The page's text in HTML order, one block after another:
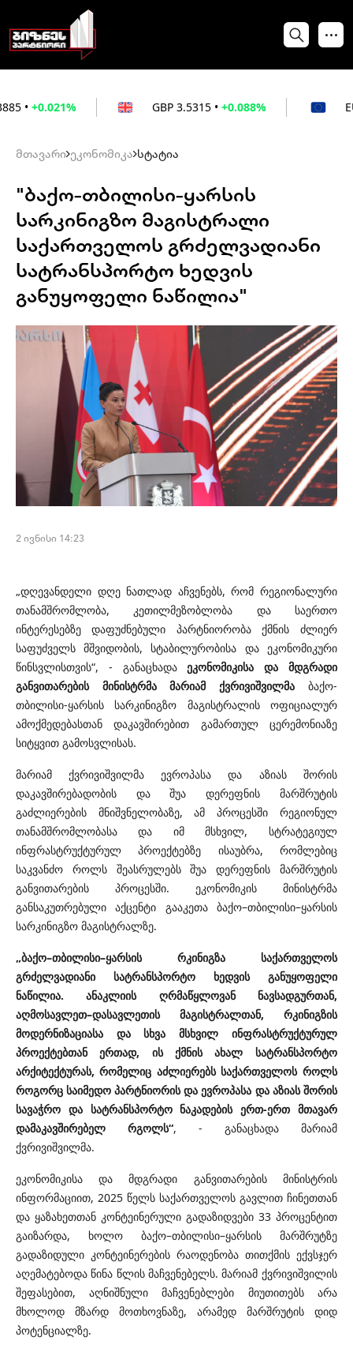
3.5315 +0.088% 3.026
მთავარი ეკონომიკა სტატია
"ბაქო–თბილისი–ყარსის
სარკინიგზო მაგისტრალი
საქართველოს გრძელვადიანი
სატრანსპორტო ხედვის
განუყოფელი ნაწილია"
2 ივნისი 14:23
„დღევანდელი დღე ნათლად აჩვენებს, რომ რეგიონალური
თანამშრომლობა, კეთილმეზობლობა და საერთო
ინტერესებზე დაფუძნებული პარტნიორობა ქმნის ძლიერ
საფუძველს მშვიდობის, სტაბილურობისა და ეკონომიკური
წინსვლისთვის“, - განაცხადაეკონომიკისა და მდგრადი
განვითარების მინისტრმა მარიამ ქვრივიშვილმა ბაქო-
თბილისი-ყარსის სარკინიგზო მაგისტრალის ოფიციალურ
ამოქმედებასთან დაკავშირებით გამართულ ცერემონიაზე
სიტყვით გამოსვლისას.
მარიამ ქვრივიშვილმა ევროპასა და აზიას შორის
დაკავშირებადობის და შუა დერეფნის მარშრუტის
გაძლიერების მნიშვნელობაზე, ამ პროცესში რეგიონულ
თანამშრომლობასა და იმ მსხვილ, სტრატეგიულ
ინფრასტრუქტურულ პროექტებზე ისაუბრა, რომლებიც
საკვანძო როლს შეასრულებს შუა დერეფნის მარშრუტის
განვითარების პროცესში. ეკონომიკის მინისტრმა
განსაკუთრებული აქცენტი გააკეთა ბაქო–თბილისი–ყარსის
სარკინიგზო მაგისტრალზე.
„ბაქო–თბილისი–ყარსის რკინიგზა საქართველოს
გრძელვადიანი სატრანსპორტო ხედვის განუყოფელი
ნაწილია. ანაკლიის ღრმაწყლოვან ნავსადგურთან,
აღმოსავლეთ–დასავლეთის მაგისტრალთან, რკინიგზის
მოდერნიზაციასა და სხვა მსხვილ ინფრასტრუქტურულ
პროექტებთან ერთად, ის ქმნის ახალ სატრანსპორტო
არქიტექტურას, რომელიც აძლიერებს საქართველოს როლს
როგორც საიმედო პარტნიორის და ევროპასა და აზიას შორის
სავაჭრო და სატრანსპორტო ნაკადების ერთ-ერთ მთავარ
დამაკავშირებელ რგოლს“, - განაცხადა მარიამ
ქვრივიშვილმა.
ეკონომიკისა და მდგრადი განვითარების მინისტრის
ინფორმაციით, 2025 წელს საქართველოს გავლით ჩინეთთან
და ყაზახეთთან კონტეინერული გადაზიდვები 33 პროცენტით
გაიზარდა, ხოლო ბაქო–თბილისი–ყარსის მარშრუტზე
გადაზიდული კონტეინერების რაოდენობა თითქმის ექვსჯერ
აღემატებოდა წინა წლის მაჩვენებელს. მარიამ ქვრივიშვილის
შეფასებით, აღნიშნული მაჩვენებლები მიუთითებს არა
მხოლოდ მზარდ მოთხოვნაზე, არამედ მარშრუტის დიდ
პოტენციალზე.